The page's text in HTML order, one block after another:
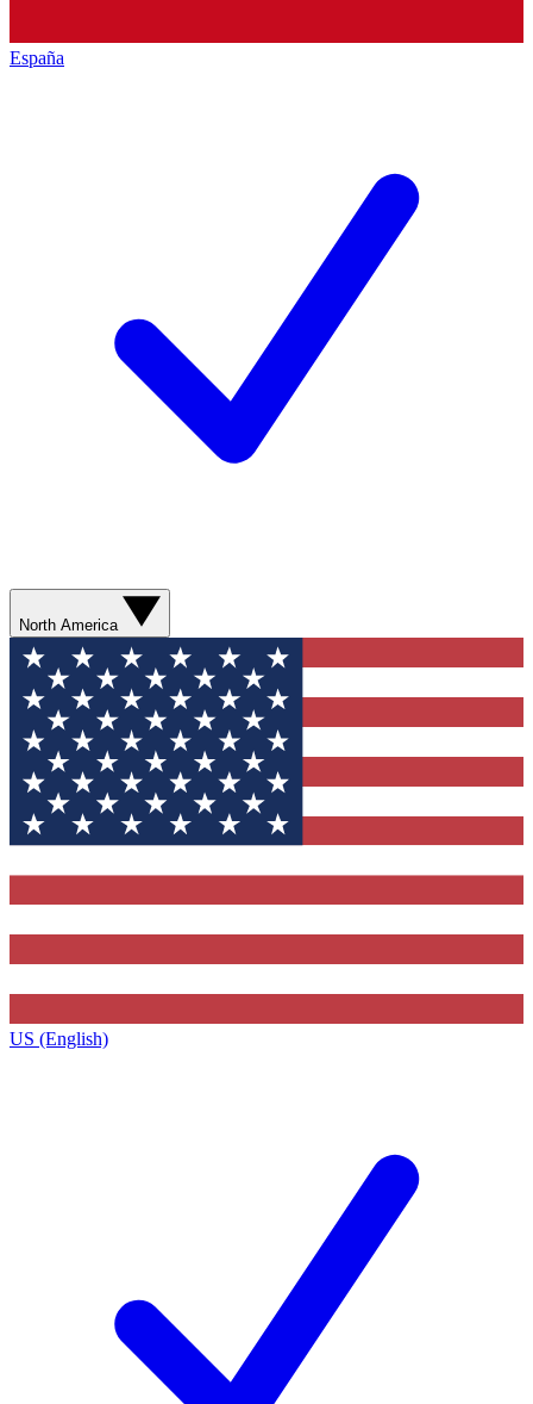
España
North America
US (English)